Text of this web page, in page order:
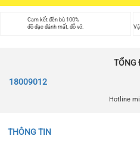
Cam kết đền bù 100%
đồ đạc đánh mất, đỗ vỡ.
TỔNG
18009012
Hotline
THÔNG TIN